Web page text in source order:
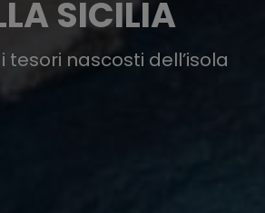
SICILIA
tesori nascosti dell’isola